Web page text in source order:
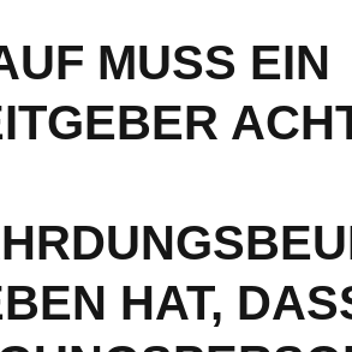
MUSS EIN
HAT,